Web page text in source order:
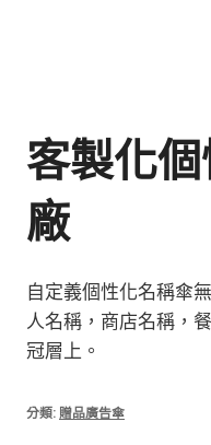
客製化
廠
自定義個性化名稱傘
人名稱，商店名稱，
冠層上。
分類: 贈品廣告傘